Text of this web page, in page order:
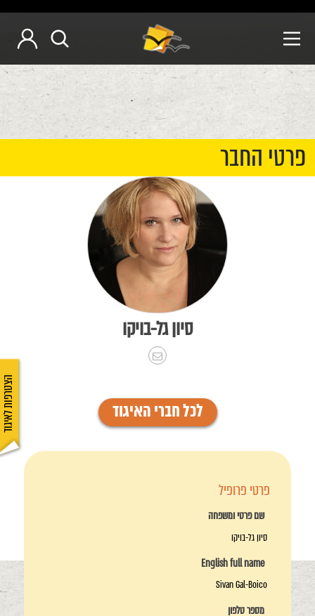
הצטרפות לאיגוד
פרטי החבר
סיון גל-בויקו
לכל חברי האיגוד
פרטי פרופיל
שם פרטי ומשפחה
סיון גל-בויקו
English full name
Sivan Gal-Boico
מספר טלפון